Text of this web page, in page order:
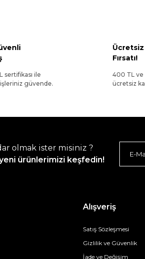
sertifikası ile
güvende.
Fırsatı!
400 TL ve
ücretsiz
olmak ister misiniz ?
ürünlerimizi keşfedin!
Alışveriş
Satış Sözleşmesi
Gizlilik ve Güvenlik
İade ve Değişim